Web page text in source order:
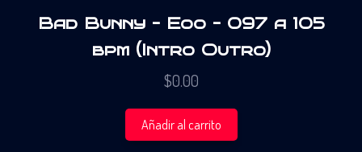
Bad Bunny – Eoo – 097 a 105
bpm (Intro Outro)
$0.00
Añadir al carrito